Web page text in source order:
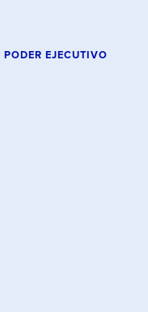
EJECUTIVO